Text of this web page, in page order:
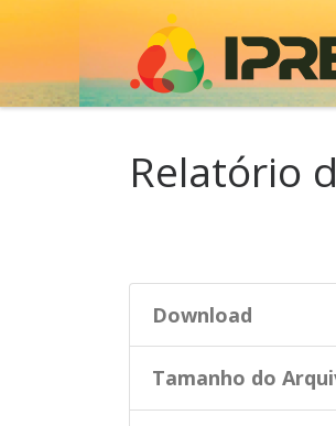
Skip to content
Relatório
Download
Tamanho do